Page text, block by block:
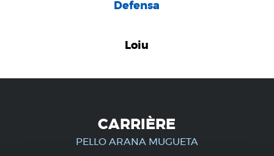
Defensa
Loiu
CARRIÈRE
PELLO ARANA MUGUETA